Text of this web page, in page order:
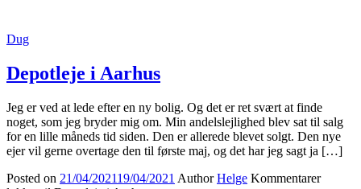
Dug
Depotleje i Aarhus
Jeg er ved at lede efter en ny bolig. Og det er ret svært at finde
noget, som jeg bryder mig om. Min andelslejlighed blev sat til salg
for en lille måneds tid siden. Den er allerede blevet solgt. Den nye
ejer vil gerne overtage den til første maj, og det har jeg sagt ja […]
Posted on 21/04/202119/04/2021 Author Helge Kommentarer